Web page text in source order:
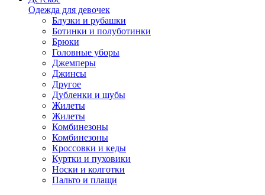
Одежда для девочек
Блузки и рубашки
Ботинки и полуботинки
Брюки
Головные уборы
Джемперы
Джинсы
Другое
Дубленки и шубы
Жилеты
Жилеты
Комбинезоны
Комбинезоны
Кроссовки и кеды
Куртки и пуховики
Носки и колготки
Пальто и плащи